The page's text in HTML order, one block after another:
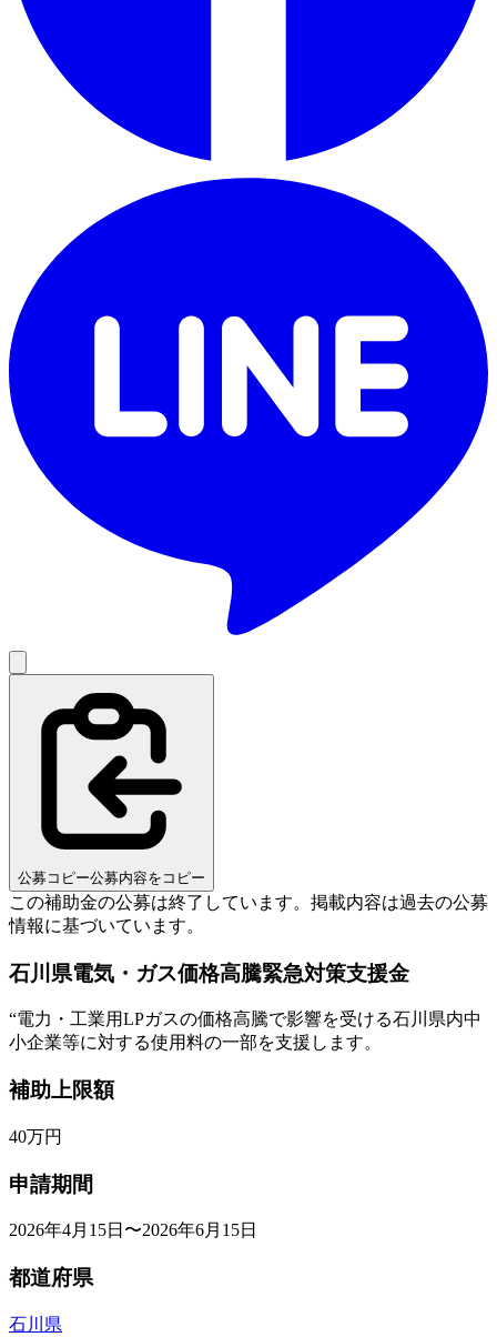
公募コピー公募内容をコピー
この補助金の公募は終了しています。 掲載内容は過去の公募
情報に基づいています。
石川県電気・ガス価格高騰緊急対策支援金
“電力・工業用LPガスの価格高騰で影響を受ける石川県内中
小企業等に対する使用料の一部を支援します。
補助上限額
40万円
申請期間
2026年4月15日〜2026年6月15日
都道府県
石川県